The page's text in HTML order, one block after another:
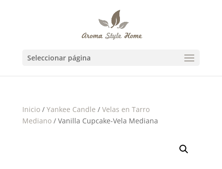
Seleccionar página
Inicio/ Yankee Candle / Velas en Tarro
Mediano/ Vanilla Cupcake-Vela Mediana